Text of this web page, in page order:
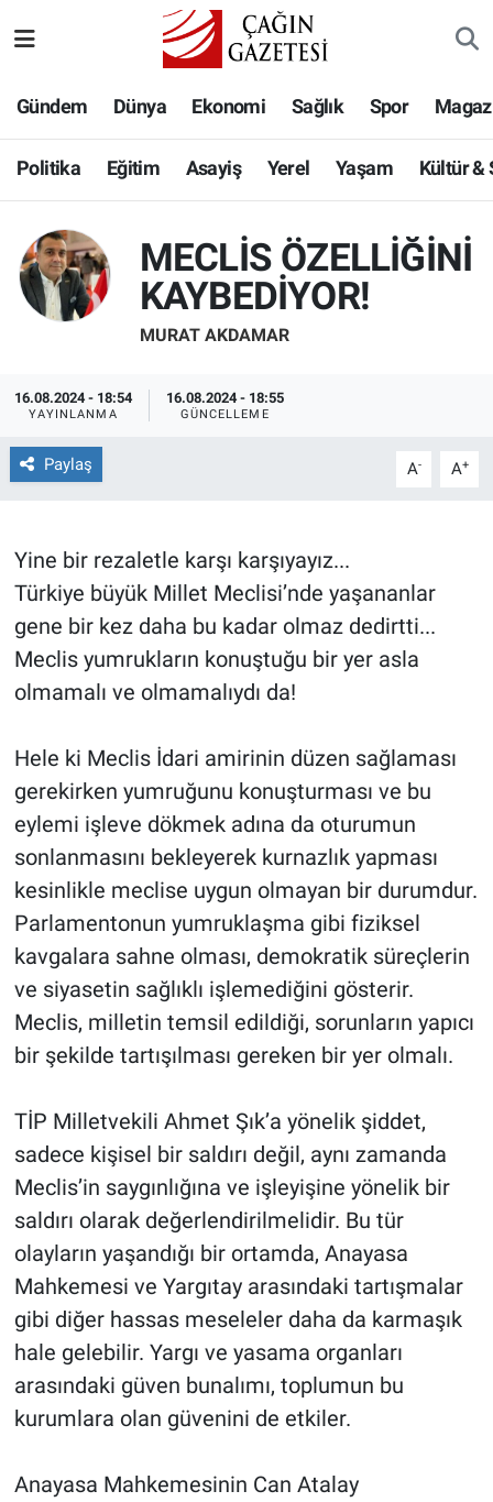
Gündem Dünya Ekonomi Sağlık Spor
Politika Eğitim Asayiş Yerel Yaşam Kültür &
MECLİS ÖZELLİĞİNİ
KAYBEDİYOR!
MURAT AKDAMAR
16.08.2024 - 18:54
YAYINLANMA
16.08.2024 - 18:55
GÜNCELLEME
Paylaş A- A+
Yine bir rezaletle karşı karşıyayız...
Türkiye büyük Millet Meclisi’nde yaşananlar
gene bir kez daha bu kadar olmaz dedirtti...
Meclis yumrukların konuştuğu bir yer asla
olmamalı ve olmamalıydı da!
Hele ki Meclis İdari amirinin düzen sağlaması
gerekirken yumruğunu konuşturması ve bu
eylemi işleve dökmek adına da oturumun
sonlanmasını bekleyerek kurnazlık yapması
kesinlikle meclise uygun olmayan bir durumdur.
Parlamentonun yumruklaşma gibi fiziksel
kavgalara sahne olması, demokratik süreçlerin
ve siyasetin sağlıklı işlemediğini gösterir.
Meclis, milletin temsil edildiği, sorunların yapıcı
bir şekilde tartışılması gereken bir yer olmalı.
TİP Milletvekili Ahmet Şık’a yönelik şiddet,
sadece kişisel bir saldırı değil, aynı zamanda
Meclis’in saygınlığına ve işleyişine yönelik bir
saldırı olarak değerlendirilmelidir. Bu tür
olayların yaşandığı bir ortamda, Anayasa
Mahkemesi ve Yargıtay arasındaki tartışmalar
gibi diğer hassas meseleler daha da karmaşık
hale gelebilir. Yargı ve yasama organları
arasındaki güven bunalımı, toplumun bu
kurumlara olan güvenini de etkiler.
Anayasa Mahkemesinin Can Atalay
Eğitim
Asayiş
Yerel
Yaşam
Bilim-Teknoloji
Köşe Yazıları
Video Galeri
Hava Durumu
Namaz Vakitleri
Trafik Durumu
Süper Lig Puan Durumu ve Fikstür
Son Dakika Haberleri
Haber Arşivi